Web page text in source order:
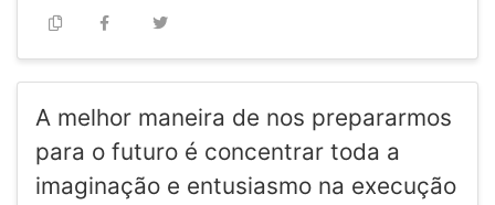
A melhor maneira de nos prepararmos
para o futuro é concentrar toda a
imaginação e entusiasmo na execução